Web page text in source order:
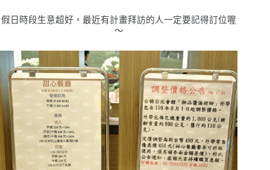
假日時段生意超好，最近有計畫拜訪的人一定要記得訂位喔
〜